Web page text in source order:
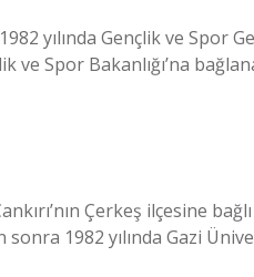
yılında Gençlik ve Spor
ve Spor Bakanlığı’na
Çerkeş ilçesine
1982 yılında Gazi